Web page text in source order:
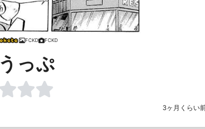
FCKD FCKD
うっぷ
3ヶ月くらい